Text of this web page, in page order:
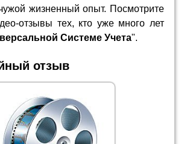
жизненный опыт. Посмотрите
отзывы тех, кто уже много лет
Системе Учета".
отзыв